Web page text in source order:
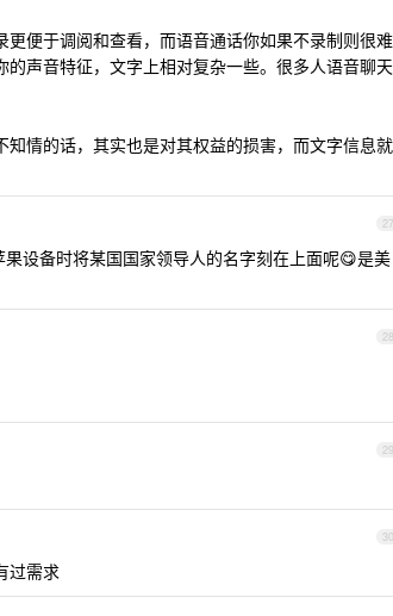
便于调阅和查看，而语音通话你如果不录制则很难
声音特征，文字上相对复杂一些。很多人语音聊天
情的话，其实也是对其权益的损害，而文字信息就
27
设备时将某国国家领导人的名字刻在上面呢😋是美
28
29
30
过需求